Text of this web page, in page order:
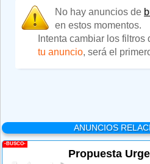
No hay anuncios de
en estos momentos.
Intenta cambiar los filtros
tu anuncio, será el
ANUNCIOS
-BUSCO-
Propuesta